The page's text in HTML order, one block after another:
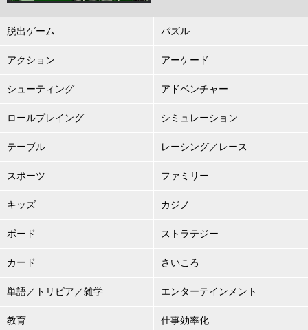
脱出ゲーム パズル
アクション アーケード
シューティング アドベンチャー
ロールプレイング シミュレーション
テーブル レーシング／レース
スポーツ ファミリー
キッズ カジノ
ボード ストラテジー
カード さいころ
単語／トリビア／雑学 エンターテインメント
教育 仕事効率化